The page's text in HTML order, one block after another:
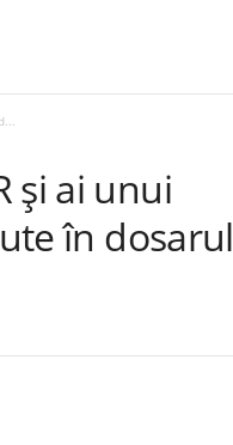
și ai unui
în dosarul